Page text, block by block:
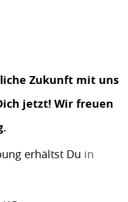
Zukunft mit uns
jetzt! Wir freuen
erhältst Du in